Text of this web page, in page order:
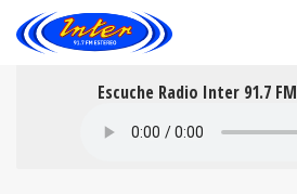
Escuche Radio Inter 91.7 FM